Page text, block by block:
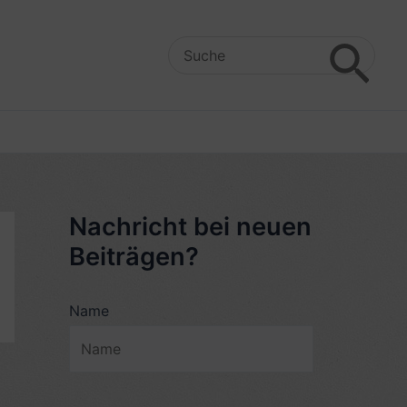
Search
Nachricht bei neuen
Beiträgen?
Name